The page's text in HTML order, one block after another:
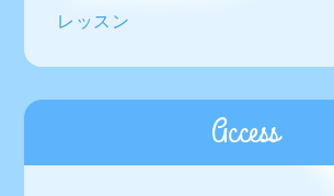
レッスン
Access